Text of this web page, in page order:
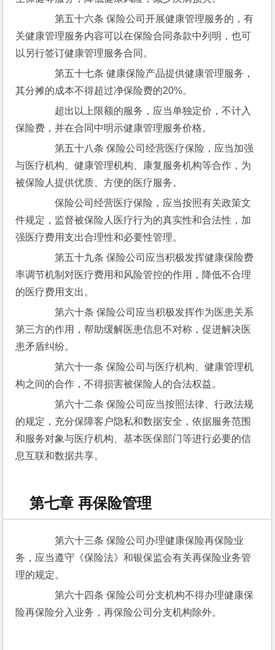
第五十六条 保险公司开展健康管理服务的，有
关健康管理服务内容可以在保险合同条款中列明，也可
以另行签订健康管理服务合同。
第五十七条 健康保险产品提供健康管理服务，
其分摊的成本不得超过净保险费的20%。
超出以上限额的服务，应当单独定价，不计入
保险费，并在合同中明示健康管理服务价格。
第五十八条 保险公司经营医疗保险，应当加强
与医疗机构、健康管理机构、康复服务机构等合作，为
被保险人提供优质、方便的医疗服务。
保险公司经营医疗保险，应当按照有关政策文
件规定，监督被保险人医疗行为的真实性和合法性，加
强医疗费用支出合理性和必要性管理。
第五十九条 保险公司应当积极发挥健康保险费
率调节机制对医疗费用和风险管控的作用，降低不合理
的医疗费用支出。
第六十条 保险公司应当积极发挥作为医患关系
第三方的作用，帮助缓解医患信息不对称，促进解决医
患矛盾纠纷。
第六十一条 保险公司与医疗机构、健康管理机
构之间的合作，不得损害被保险人的合法权益。
第六十二条 保险公司应当按照法律、行政法规
的规定，充分保障客户隐私和数据安全，依据服务范围
和服务对象与医疗机构、基本医保部门等进行必要的信
息互联和数据共享。
第七章 再保险管理
第六十三条 保险公司办理健康保险再保险业
务，应当遵守《保险法》和银保监会有关再保险业务管
理的规定。
第六十四条 保险公司分支机构不得办理健康保
险再保险分入业务，再保险公司分支机构除外。